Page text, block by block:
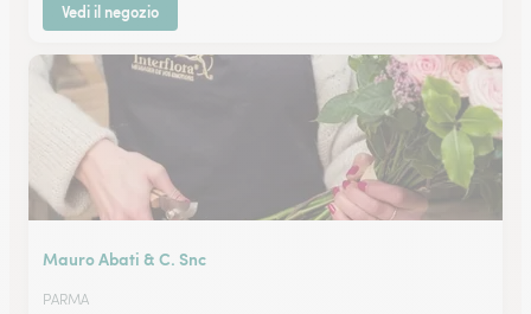
Vedi il negozio
Mauro Abati & C. Snc
PARMA